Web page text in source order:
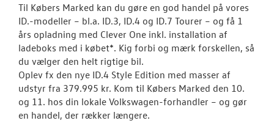
NYHEDER
JOB OG
Til Købers Marked kan du gøre en god handel på vores
ID.-modeller – bl.a. ID.3, ID.4 og ID.7 Tourer – og få 1
års opladning med Clever One inkl. installation af
ladeboks med i købet*. Kig forbi og mærk forskellen, så
du vælger den helt rigtige bil.
Oplev fx den nye ID.4 Style Edition med masser af
udstyr fra 379.995 kr. Kom til Købers Marked den 10.
og 11. hos din lokale Volkswagen-forhandler – og gør
en handel, der rækker længere.